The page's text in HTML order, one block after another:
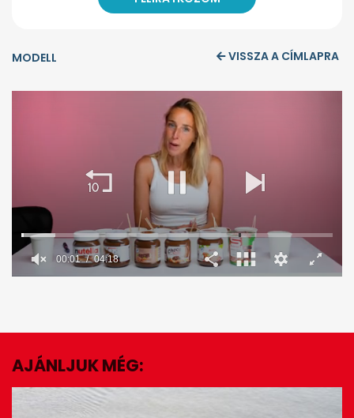
MODELL VISSZA A CÍMLAPRA
minutes,
seconds
EZ IS ÉRDEKELHET
AJÁNLJUK MÉG: